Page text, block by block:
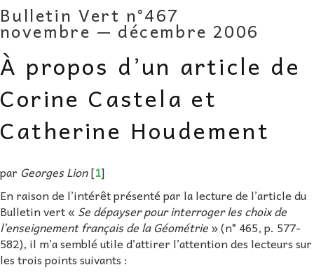
AU FIL DES MATHS
LIBRAIRIE
Bulletin Vert n°467
novembre — décembre 2006
À propos d’un article de
Corine Castela et
Catherine Houdement
par Georges Lion[1]
En raison de l’intérêt présenté par la lecture de l’article du
Bulletin vert « Se dépayser pour interroger les choix de
l’enseignement français de la Géométrie» (n° 465, p. 577-
582), il m’a semblé utile d’attirer l’attention des lecteurs sur
les trois points suivants :